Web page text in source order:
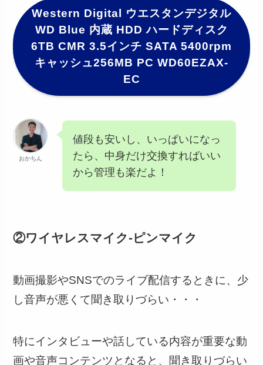
Western Digital ウエスタンデジタル
WD Blue 内蔵 HDD ハードディスク
6TB CMR 3.5インチ SATA 5400rpm
キャッシュ256MB PC WD60EZAX-
EC
おかちん
値段も安いし、いっぱいになっ
たら、中身だけ交換すればいい
から管理も楽だよ！
②ワイヤレスマイク-ピンマイク
動画撮影やSNSでのライブ配信するときに、少
し音声が悪くて聞き取りづらい・・・
特にインタビューや話している内容が重要な動
画や音声コンテンツとなると、聞き取りづらい